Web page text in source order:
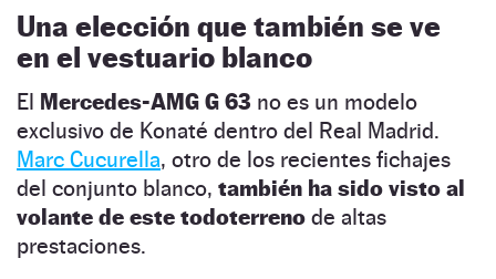
Una elección que también se ve
en el vestuario blanco
El Mercedes-AMG G 63 no es un modelo
exclusivo de Konaté dentro del Real Madrid.
Marc Cucurella, otro de los recientes fichajes
del conjunto blanco, también ha sido visto al
volante de este todoterreno de altas
prestaciones.